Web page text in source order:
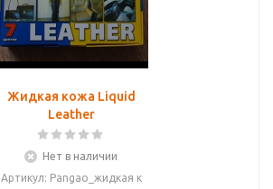
Жидкая кожа Liquid
Leather
Нет в наличии
Артикул: Pangao_жидкая к